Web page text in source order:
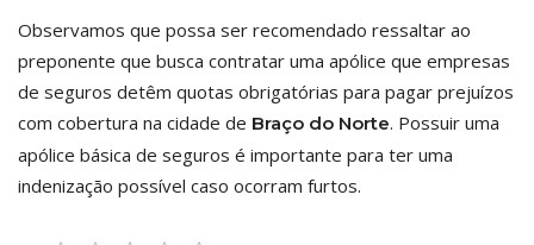
Observamos que possa ser recomendado ressaltar ao
preponente que busca contratar uma apólice que empresas
de seguros detêm quotas obrigatórias para pagar prejuízos
com cobertura na cidade de Braço do Norte. Possuir uma
apólice básica de seguros é importante para ter uma
indenização possível caso ocorram furtos.